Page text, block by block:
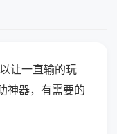
让一直输的玩
神器，有需要的